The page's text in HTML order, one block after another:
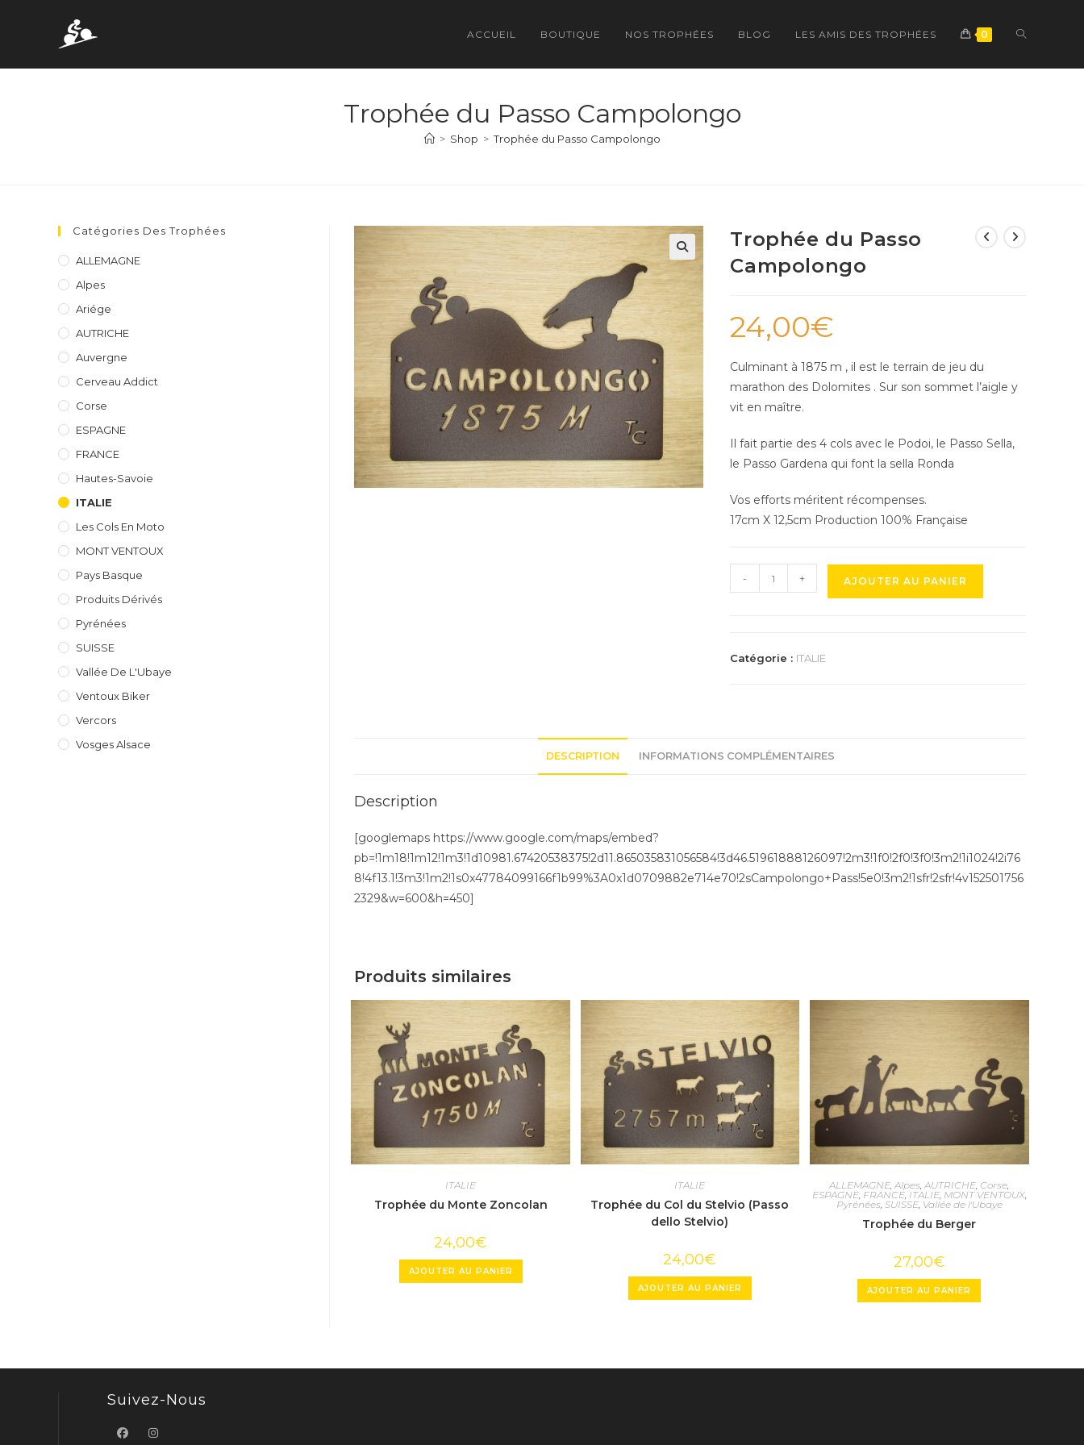
ACCUEIL BOUTIQUE NOS TROPHÉES BLOG LES AMIS DES TROPHÉES 0 TOGGLE
Trophée du Passo Campolongo
> Shop > Trophée du Passo Campolongo
Trophée du Passo
Campolongo
24,00€
Culminant à 1875 m , il est le terrain de jeu du
marathon des Dolomites . Sur son sommet l’aigle y
vit en maître.
Il fait partie des 4 cols avec le Podoi, le Passo Sella,
le Passo Gardena qui font la sella Ronda
Vos efforts méritent récompenses.
17cm X 12,5cm Production 100% Française
quantité
de
Passo
- + AJOUTER AU PANIER
Catégorie : ITALIE
DESCRIPTION INFORMATIONS COMPLÉMENTAIRES
Description
[googlemaps https://www.google.com/maps/embed?
pb=!1m18!1m12!1m3!1d10981.67420538375!2d11.865035831056584!3d46.51961888126097!2m3!1f0!2f0!3f0!3m2!1i1024!2i76
8!4f13.1!3m3!1m2!1s0x47784099166f1b99%3A0x1d0709882e714e70!2sCampolongo+Pass!5e0!3m2!1sfr!2sfr!4v152501756
2329&w=600&h=450]
Produits similaires
ITALIE
Trophée du Monte Zoncolan
24,00€
AJOUTER AU PANIER
ITALIE
Trophée du Col du Stelvio (Passo
dello Stelvio)
24,00€
AJOUTER AU PANIER
ALLEMAGNE ,Alpes ,AUTRICHE Corse
ESPAGNE, FRANCE, ITALIE, MONT VENTOUX,
Pyrénées SUISSE, Vallée de l'Ubaye
Trophée du Berger
27,00€
AJOUTER AU PANIER
Catégories Des Trophées
ALLEMAGNE
Alpes
Ariége
AUTRICHE
Auvergne
Cerveau Addict
Corse
ESPAGNE
FRANCE
Hautes-Savoie
ITALIE
Les Cols En Moto
MONT VENTOUX
Pays Basque
Produits Dérivés
Pyrénées
SUISSE
Vallée De L'Ubaye
Ventoux Biker
Vercors
Vosges Alsace
Suivez-Nous